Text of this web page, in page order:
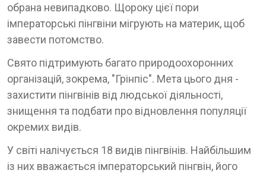
обрана невипадково. Щороку цієї пори
імператорські пінгвіни мігрують на материк, щоб
завести потомство.
Свято підтримують багато природоохоронних
організацій, зокрема, "Грінпіс". Мета цього дня -
захистити пінгвінів від людської діяльності,
знищення та подбати про відновлення популяції
окремих видів.
У світі налічується 18 видів пінгвінів. Найбільшим
із них вважається імператорський пінгвін, його